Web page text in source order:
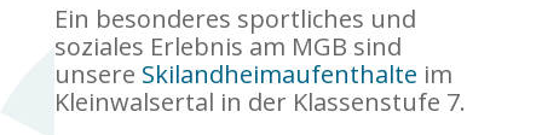
Ein besonderes sportliches und
soziales Erlebnis am MGB sind
unsere Skilandheimaufenthalte im
Kleinwalsertal in der Klassenstufe 7.